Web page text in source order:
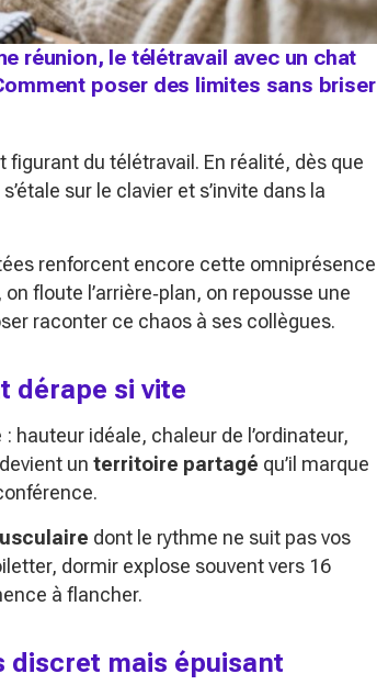
réunion, le télétravail avec un chat
poser des limites sans briser
figurant du télétravail. En réalité, dès que
sur le clavier et s’invite dans la
renforcent encore cette omniprésence
floute l’arrière‑plan, on repousse une
raconter ce chaos à ses collègues.
dérape si vite
hauteur idéale, chaleur de l’ordinateur,
un territoire partagé qu’il marque
dont le rythme ne suit pas vos
dormir explose souvent vers 16
à flancher.
discret mais épuisant